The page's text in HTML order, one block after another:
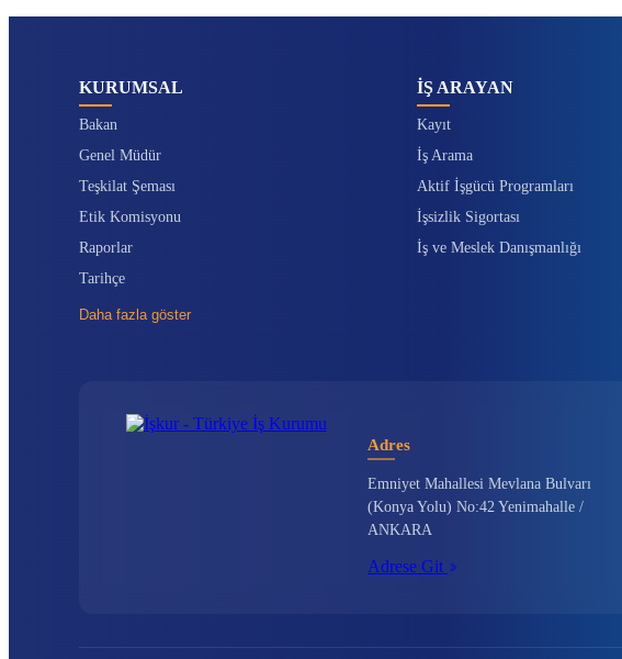
KURUMSAL
Bakan
Genel Müdür
Teşkilat Şeması
Etik Komisyonu
Raporlar
Tarihçe
Daha fazla göster
İŞ ARAYAN
Kayıt
İş Arama
Aktif İşgücü Programları
İşsizlik Sigortası
İş ve Meslek Danışmanlığı
Adres
Emniyet Mahallesi Mevlana Bulvarı
(Konya Yolu) No:42 Yenimahalle /
ANKARA
Adrese Git